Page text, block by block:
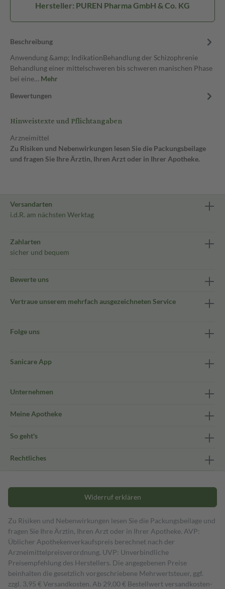
Hersteller: PUREN Pharma GmbH & Co. KG
Beschreibung
Anwendung &amp; IndikationBehandlung der Schizophrenie
Behandlung einer mittelschweren bis schweren manischen Phase
bei eine… Mehr
Bewertungen
Hinweistexte und Pflichtangaben
Arzneimittel
Zu Risiken und Nebenwirkungen lesen Sie die Packungsbeilage
und fragen Sie Ihre Ärztin, Ihren Arzt oder in Ihrer Apotheke.
Versandarten
i.d.R. am nächsten Werktag
Zahlarten
sicher und bequem
Bewerte uns
Vertraue unserem mehrfach ausgezeichneten Service
Folge uns
Sanicare App
Unternehmen
Meine Apotheke
So geht's
Rechtliches
Widerruf erklären
Zu Risiken und Nebenwirkungen lesen Sie die Packungsbeilage und
fragen Sie Ihre Ärztin, Ihren Arzt oder in Ihrer Apotheke. AVP:
Üblicher Apothekenverkaufspreis berechnet nach der
Arzneimittelpreisverordnung. UVP: Unverbindliche
Preisempfehlung des Herstellers. Die angegebenen Preise
beinhalten die gesetzlich vorgeschriebene Mehrwertsteuer, ggf.
zzgl. 3,95 € Versandkosten. Ab 29,00 € Bestell­wert versand­kosten­